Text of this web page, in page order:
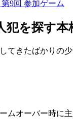
9回 参加ゲーム
犯を探す本
きたばかりの少
ムオーバー時に